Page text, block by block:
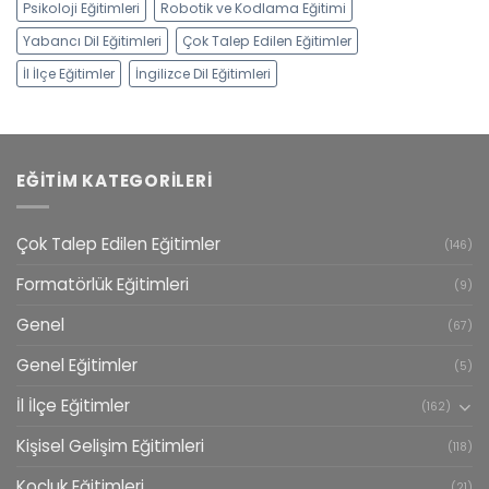
Psikoloji Eğitimleri
Robotik ve Kodlama Eğitimi
Yabancı Dil Eğitimleri
Çok Talep Edilen Eğitimler
İl İlçe Eğitimler
İngilizce Dil Eğitimleri
EĞITIM KATEGORILERI
Çok Talep Edilen Eğitimler (146)
Formatörlük Eğitimleri (9)
Genel (67)
Genel Eğitimler (5)
İl İlçe Eğitimler (162)
Kişisel Gelişim Eğitimleri (118)